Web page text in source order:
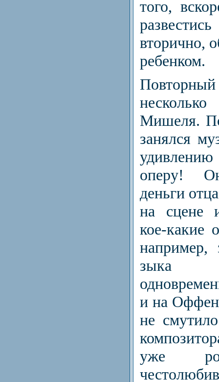
того,
вторично,
ребенком.
Мишеля.
занялся
оперу!
деньги
на сцене
кое-какие
зыка
и на
не
уже